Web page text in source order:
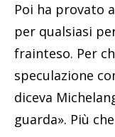
Poi ha provato
per qualsiasi
frainteso. Per
speculazione
diceva
guarda». Più